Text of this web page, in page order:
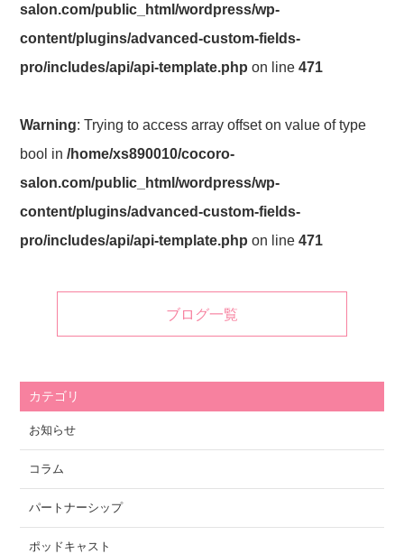
salon.com/public_html/wordpress/wp-
content/plugins/advanced-custom-fields-
pro/includes/api/api-template.php on line471
Warning: Trying to access array offset on value of type
bool in/home/xs890010/cocoro-
salon.com/public_html/wordpress/wp-
content/plugins/advanced-custom-fields-
pro/includes/api/api-template.php on line471
ブログ一覧
カテゴリ
お知らせ
コラム
パートナーシップ
ポッドキャスト